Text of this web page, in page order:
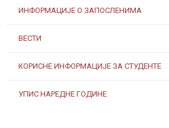
ИНФОРМАЦИЈЕ О ЗАПОСЛЕНИМА
ВЕСТИ
КОРИСНЕ ИНФОРМАЦИЈЕ ЗА СТУДЕНТЕ
УПИС НАРЕДНЕ ГОДИНЕ